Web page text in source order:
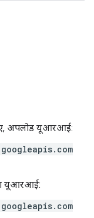
अपलोड यूआरआई:
यूआरआई: